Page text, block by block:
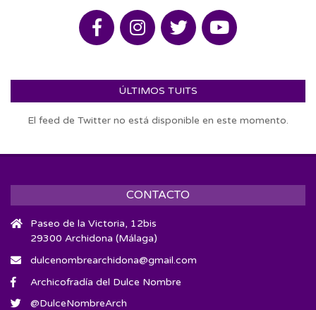
ÚLTIMOS TUITS
El feed de Twitter no está disponible en este momento.
CONTACTO
Paseo de la Victoria, 12bis
29300 Archidona (Málaga)
dulcenombrearchidona@gmail.com
Archicofradía del Dulce Nombre
@DulceNombreArch